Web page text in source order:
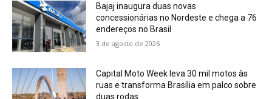
Bajaj inaugura duas novas
concessionárias no Nordeste e chega a 76
endereços no Brasil
3 de agosto de 2026
Capital Moto Week leva 30 mil motos às
ruas e transforma Brasília em palco sobre
duas rodas